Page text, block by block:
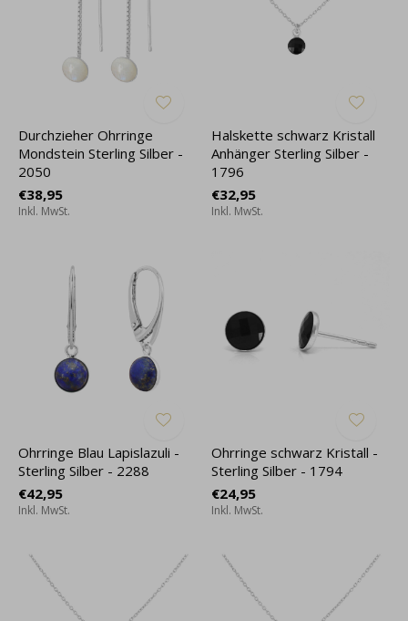
Durchzieher Ohrringe
Mondstein Sterling Silber -
2050
€38,95
Inkl. MwSt.
Halskette schwarz Kristall
Anhänger Sterling Silber -
1796
€32,95
Inkl. MwSt.
Ohrringe Blau Lapislazuli -
Sterling Silber - 2288
€42,95
Inkl. MwSt.
Ohrringe schwarz Kristall -
Sterling Silber - 1794
€24,95
Inkl. MwSt.